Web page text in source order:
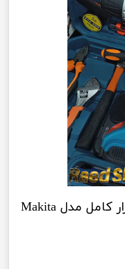
دریل 36 ولت براشلس ماکیتا با ابزار کامل مدل Makita